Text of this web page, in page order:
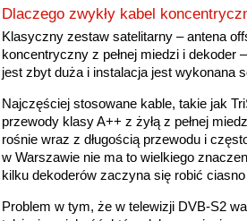
Dlaczego zwykły kabel
Klasyczny zestaw satelitarny – antena
koncentryczny z pełnej miedzi i dekoder
jest zbyt duża i instalacja jest wykonana
Najczęściej stosowane kable, takie jak
przewody klasy A++ z żyłą z pełnej
rośnie wraz z długością przewodu i
w Warszawie nie ma to wielkiego
kilku dekoderów zaczyna się robić
Problem w tym, że w telewizji DVB-S2